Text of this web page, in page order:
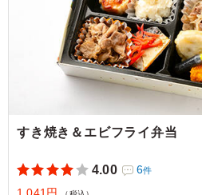
すき焼き＆エビフライ弁当
4.00 6件